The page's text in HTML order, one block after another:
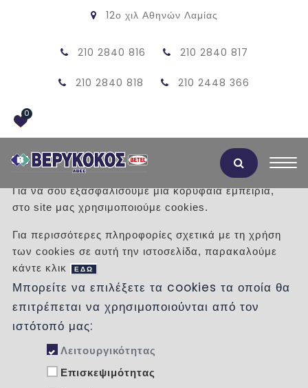
12ο χιλ Αθηνών Λαμίας
210 2840 816 210 2840 817
210 2840 818 210 2448 366
0
ΠΕΤΡΑ ΚΑΡΥΣΤΟΥ)
/ Προϊόντα / ΠΡΟΣΦΟΡΕΣ ΨΗΣΤΑΡΙΕΣ
Αποδοχή Cookies
Για να σου εξασφαλίσουμε μια κορυφαία εμπειρία,
στο site μας χρησιμοποιούμε cookies.
Για περισσότερες πληροφορίες σχετικά με τη χρήση
των cookies σε αυτή την ιστοσελίδα, παρακαλούμε
κάντε κλικ
ΕΔΩ
Μπορείτε να επιλέξετε τα cookies τα οποία θα
επιτρέπεται να χρησιμοποιούνται από τον
ιστότοπό μας:
Λειτουργικότητας
Επισκεψιμότητας